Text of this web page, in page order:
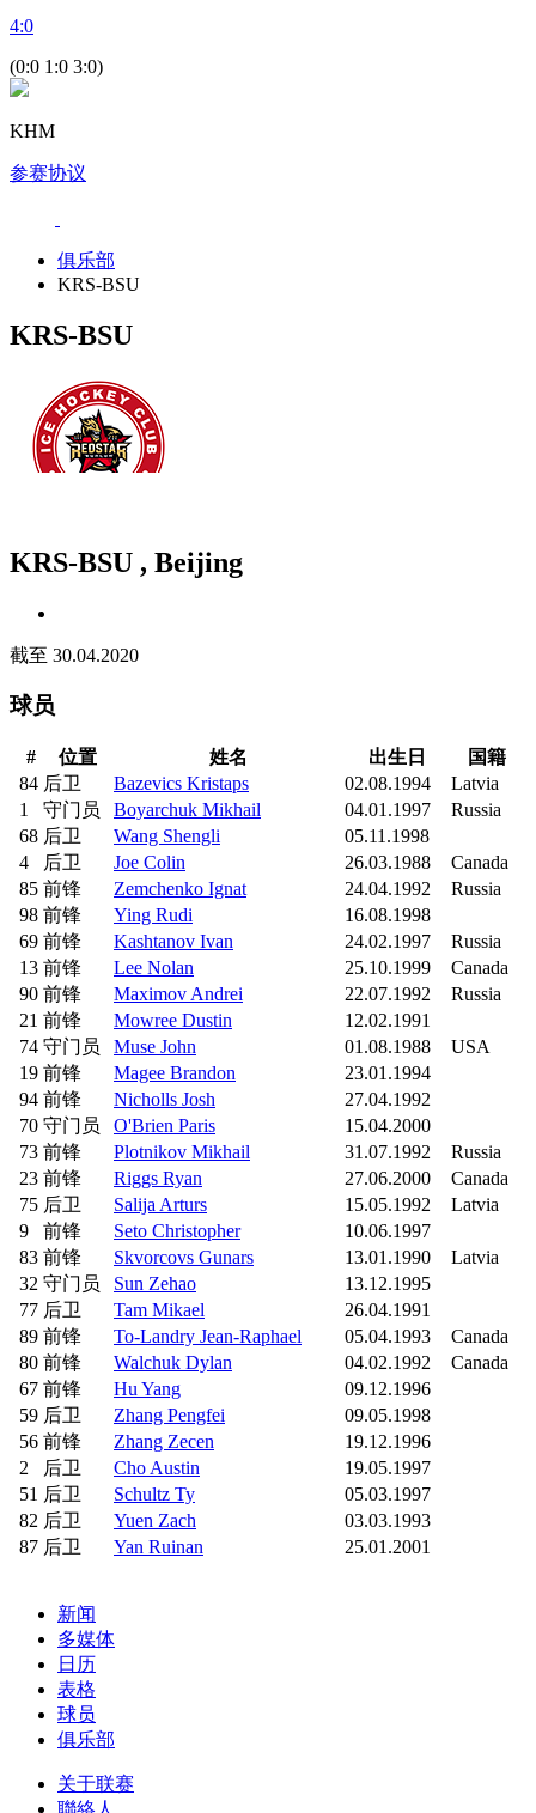
4:0
(0:0 1:0 3:0)
KHM
参赛协议
俱乐部
KRS-BSU
KRS-BSU
KRS-BSU , Beijing
截至 30.04.2020
球员
# 位置 姓名 出生日
国籍
84 后卫 Bazevics Kristaps 02.08.1994
Latvia
1
守门员 Boyarchuk Mikhail 04.01.1997
Russia
68 后卫 Wang Shengli
05.11.1998
4
后卫 Joe Colin 26.03.1988
Canada
85 前锋 Zemchenko Ignat 24.04.1992
Russia
98 前锋 Ying Rudi
16.08.1998
69 前锋 Kashtanov Ivan 24.02.1997
Russia
13 前锋 Lee Nolan 25.10.1999
Canada
90 前锋 Maximov Andrei 22.07.1992
Russia
21 前锋 Mowree Dustin
12.02.1991
74 守门员 Muse John 01.08.1988
USA
19 前锋 Magee Brandon
23.01.1994
94 前锋 Nicholls Josh
27.04.1992
70 守门员 O'Brien Paris
15.04.2000
73 前锋 Plotnikov Mikhail 31.07.1992
Russia
23 前锋 Riggs Ryan 27.06.2000
Canada
75 后卫 Salija Arturs 15.05.1992
Latvia
9
前锋 Seto Christopher
10.06.1997
83 前锋 Skvorcovs Gunars 13.01.1990
Latvia
32 守门员 Sun Zehao
13.12.1995
77 后卫 Tam Mikael
26.04.1991
89 前锋 To-Landry Jean-Raphael 05.04.1993
Canada
80 前锋 Walchuk Dylan 04.02.1992
Canada
67 前锋 Hu Yang
09.12.1996
59 后卫 Zhang Pengfei
09.05.1998
56 前锋 Zhang Zecen
19.12.1996
2
后卫 Cho Austin
19.05.1997
51 后卫 Schultz Ty
05.03.1997
82 后卫 Yuen Zach
03.03.1993
87 后卫 Yan Ruinan 25.01.2001
新闻
多媒体
日历
表格
球员
俱乐部
关于联赛
聯絡人